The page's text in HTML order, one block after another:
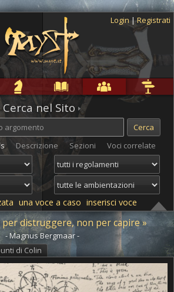
Login |Registrati
Cerca nel Sito
Descrizione Sezioni Voci correlate
una voce a caso inserisci voce
per distruggere, non per capire »
- Magnus Bergmaar -
di Colin